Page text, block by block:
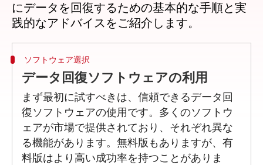
にデータを回復するための基本的な手順と実
ソフトウェア選択
データ回復ソフトウェアの利用
まず最初に試すべきは、信頼できるデータ回
復ソフトウェアの使用です。多くのソフトウ
ェアが市場で提供されており、それぞれ異な
る機能があります。無料版もありますが、有
料版はより高い成功率を持つことがありま